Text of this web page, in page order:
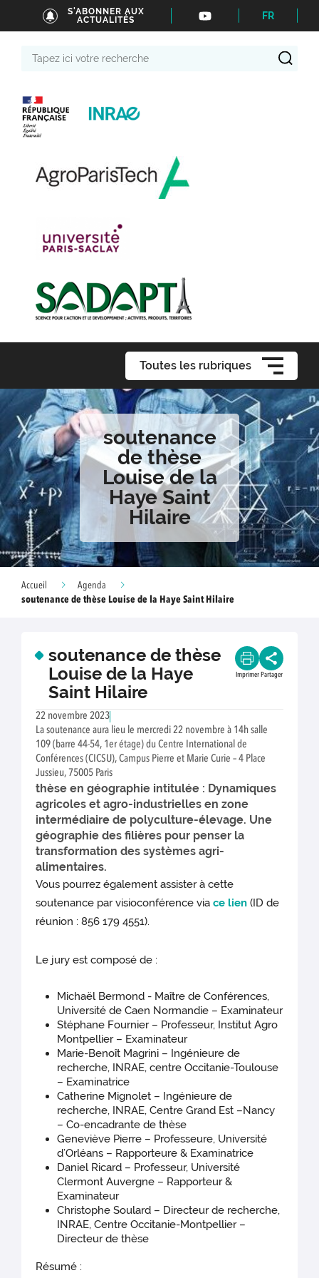
S'ABONNER AUX
ACTUALITÉS
FR
Toutes les rubriques
soutenance
de thèse
Louise de la
Haye Saint
Hilaire
Accueil
Agenda
soutenance de thèse Louise de la Haye Saint Hilaire
soutenance de thèse
Louise de la Haye
Saint Hilaire
Imprimer Partager
22 novembre 2023
La soutenance aura lieu le mercredi 22 novembre à 14h salle
109 (barre 44-54, 1er étage) du Centre International de
Conférences (CICSU), Campus Pierre et Marie Curie – 4 Place
Jussieu, 75005 Paris
thèse en géographie intitulée : Dynamiques
agricoles et agro-industrielles en zone
intermédiaire de polyculture-élevage. Une
géographie des filières pour penser la
transformation des systèmes agri-
alimentaires.
Vous pourrez également assister à cette
soutenance par visioconférence viace lien (ID de
réunion : 856 179 4551).
Le jury est composé de :
Michaël Bermond - Maître de Conférences,
Université de Caen Normandie – Examinateur
Stéphane Fournier – Professeur, Institut Agro
Montpellier – Examinateur
Marie-Benoît Magrini – Ingénieure de
recherche, INRAE, centre Occitanie-Toulouse
– Examinatrice
Catherine Mignolet – Ingénieure de
recherche, INRAE, Centre Grand Est –Nancy
– Co-encadrante de thèse
Geneviève Pierre – Professeure, Université
d’Orléans – Rapporteure & Examinatrice
Daniel Ricard – Professeur, Université
Clermont Auvergne – Rapporteur &
Examinateur
Christophe Soulard – Directeur de recherche,
INRAE, Centre Occitanie-Montpellier –
Directeur de thèse
Résumé :